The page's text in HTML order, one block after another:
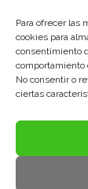
Para ofrecer las
cookies para
consentimiento
comportamiento
No consentir o
ciertas